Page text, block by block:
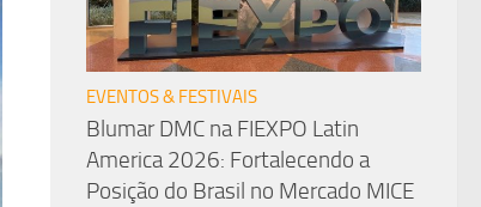
EVENTOS & FESTIVAIS
Blumar DMC na FIEXPO Latin
America 2026: Fortalecendo a
Posição do Brasil no Mercado MICE